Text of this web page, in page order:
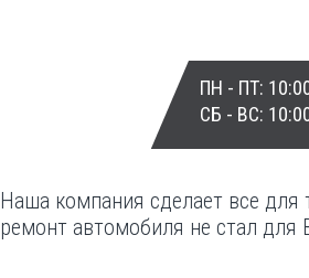
ПН - ПТ:
СБ - ВС:
Наша компания сделает все для
ремонт автомобиля не стал для